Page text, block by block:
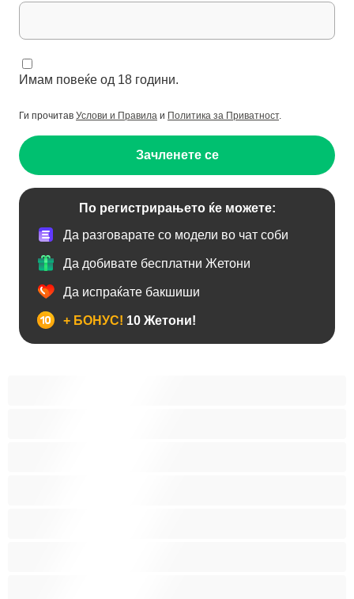
Имам повеќе од 18 години.
Ги прочитав Услови и Правила и Политика за Приватност.
Зачленете се
По регистрирањето ќе можете:
Да разговарате со модели во чат соби
Да добивате бесплатни Жетони
Да испраќате бакшиши
+ БОНУС! 10 Жетони!